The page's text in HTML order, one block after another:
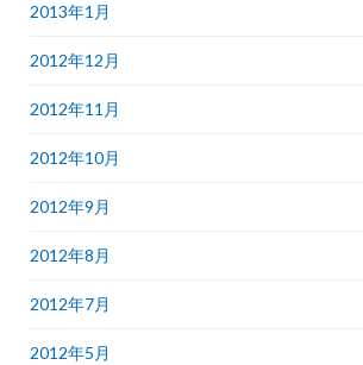
2013年1月
2012年12月
2012年11月
2012年10月
2012年9月
2012年8月
2012年7月
2012年5月